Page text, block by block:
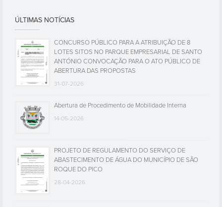
ÚLTIMAS NOTÍCIAS
CONCURSO PÚBLICO PARA A ATRIBUIÇÃO DE 8
LOTES SITOS NO PARQUE EMPRESARIAL DE SANTO
ANTÓNIO CONVOCAÇÃO PARA O ATO PÚBLICO DE
ABERTURA DAS PROPOSTAS
31-07-2026
Abertura de Procedimento de Mobilidade Interna
14-05-2026
PROJETO DE REGULAMENTO DO SERVIÇO DE
ABASTECIMENTO DE ÁGUA DO MUNICÍPIO DE SÃO
ROQUE DO PICO
28-04-2026